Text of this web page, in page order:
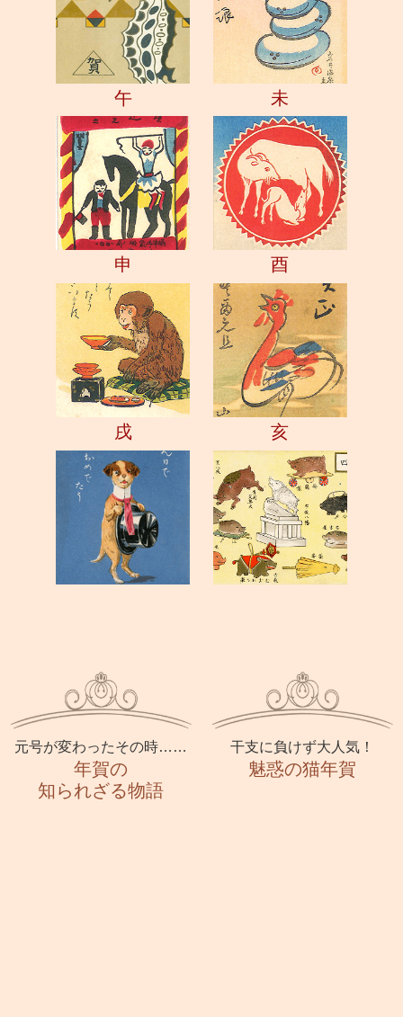
午 未
申 酉
戌 亥
元号が変わったその時……
年賀の
知られざる物語
干支に負けず大人気！
魅惑の猫年賀